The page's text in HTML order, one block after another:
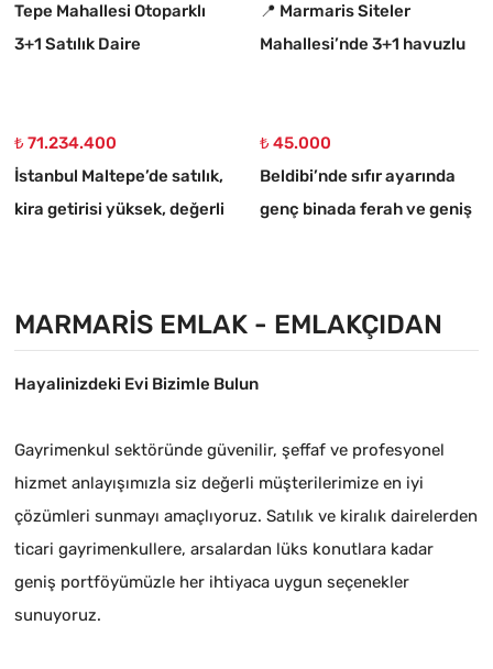
Tepe Mahallesi Otoparklı
3+1 Satılık Daire
📍 Marmaris Siteler
Mahallesi’nde 3+1 havuzlu
₺ 71.234.400
İstanbul Maltepe’de satılık,
kira getirisi yüksek, değerli
₺ 45.000
Beldibi’nde sıfır ayarında
genç binada ferah ve geniş
MARMARIS EMLAK - EMLAKÇIDAN
Hayalinizdeki Evi Bizimle Bulun
Gayrimenkul sektöründe güvenilir, şeffaf ve profesyonel
hizmet anlayışımızla siz değerli müşterilerimize en iyi
çözümleri sunmayı amaçlıyoruz. Satılık ve kiralık dairelerden
ticari gayrimenkullere, arsalardan lüks konutlara kadar
geniş portföyümüzle her ihtiyaca uygun seçenekler
sunuyoruz.